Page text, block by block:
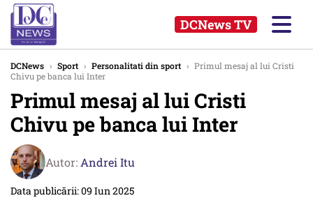
DCNews TV
DCNews › Sport › Personalitati din sport › Primul mesaj al lui Cristi
Chivu pe banca lui Inter
Primul mesaj al lui Cristi
Chivu pe banca lui Inter
Autor: Andrei Itu
Data publicării: 09 Iun 2025